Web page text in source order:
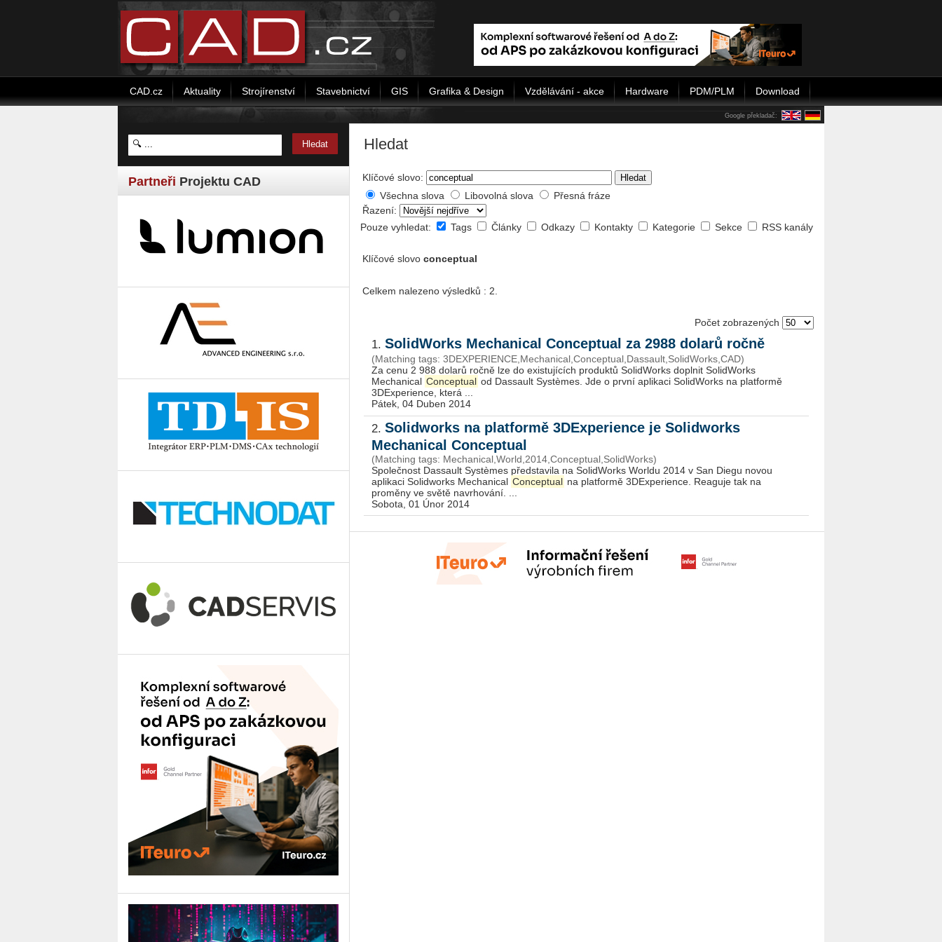
CAD.cz Aktuality Strojírenství Stavebnictví GIS Grafika & Design Vzdělávání - akce Hardware PDM/PLM Download
Google překladač:
Partneři Projektu CAD
Hledat
Klíčové slovo: Hledat
Všechna slova Libovolná slova
Přesná fráze
Řazení:
Pouze vyhledat:
Tags Články Odkazy Kontakty Kategorie Sekce RSS kanály
Klíčové slovo conceptual
Celkem nalezeno výsledků : 2.
Počet zobrazených
1. SolidWorks Mechanical Conceptual za 2988 dolarů ročně
(Matching tags: 3DEXPERIENCE,Mechanical,Conceptual,Dassault,SolidWorks,CAD)
Za cenu 2 988 dolarů ročně lze do existujících produktů SolidWorks doplnit SolidWorks
Mechanical Conceptual od Dassault Systèmes. Jde o první aplikaci SolidWorks na platformě
3DExperience, která ...
Pátek, 04 Duben 2014
2. Solidworks na platformě 3DExperience je Solidworks
Mechanical Conceptual
(Matching tags: Mechanical,World,2014,Conceptual,SolidWorks)
Společnost Dassault Systèmes představila na SolidWorks Worldu 2014 v San Diegu novou
aplikaci Solidworks Mechanical Conceptual na platformě 3DExperience. Reaguje tak na
proměny ve světě navrhování. ...
Sobota, 01 Únor 2014